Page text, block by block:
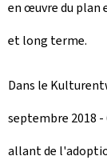
en œuvre du plan
et long terme.
Dans le
septembre 2018
allant de